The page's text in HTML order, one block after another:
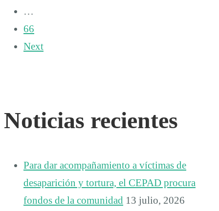
…
66
Next
Noticias recientes
Para dar acompañamiento a víctimas de
desaparición y tortura, el CEPAD procura
fondos de la comunidad 13 julio, 2026